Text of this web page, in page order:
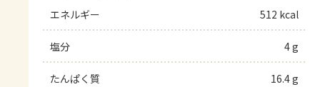
エネルギー 512 kcal
塩分 4 g
たんぱく質 16.4 g